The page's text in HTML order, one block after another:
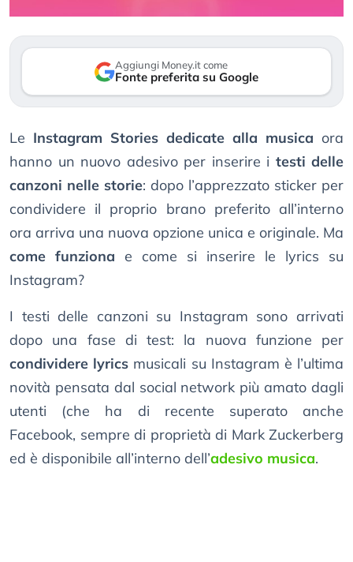
Aggiungi Money.it come
Fonte preferita su Google
Le Instagram Stories dedicate alla musica ora
hanno un nuovo adesivo per inserire i testi delle
canzoni nelle storie: dopo l’apprezzato sticker per
condividere il proprio brano preferito all’interno
ora arriva una nuova opzione unica e originale. Ma
come funziona e come si inserire le lyrics su
Instagram?
I testi delle canzoni su Instagram sono arrivati
dopo una fase di test: la nuova funzione per
condividere lyrics musicali su Instagram è l’ultima
novità pensata dal social network più amato dagli
utenti (che ha di recente superato anche
Facebook, sempre di proprietà di Mark Zuckerberg
ed è disponibile all’interno dell’adesivo musica.